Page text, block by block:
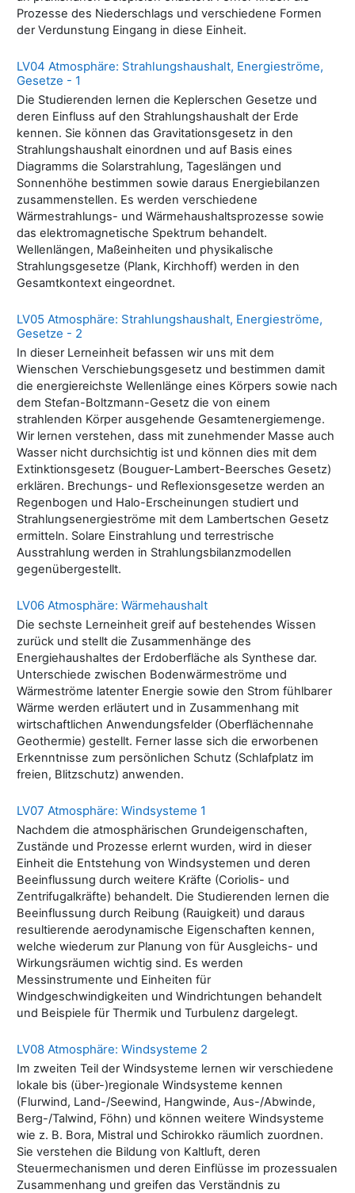
Prozesse des Niederschlags und verschiedene Formen
der Verdunstung Eingang in diese Einheit.
LV04 Atmosphäre: Strahlungshaushalt, Energieströme,
Gesetze - 1
Die Studierenden lernen die Keplerschen Gesetze und
deren Einfluss auf den Strahlungshaushalt der Erde
kennen. Sie können das Gravitationsgesetz in den
Strahlungshaushalt einordnen und auf Basis eines
Diagramms die Solarstrahlung, Tageslängen und
Sonnenhöhe bestimmen sowie daraus Energiebilanzen
zusammenstellen. Es werden verschiedene
Wärmestrahlungs- und Wärmehaushaltsprozesse sowie
das elektromagnetische Spektrum behandelt.
Wellenlängen, Maßeinheiten und physikalische
Strahlungsgesetze (Plank, Kirchhoff) werden in den
Gesamtkontext eingeordnet.
LV05 Atmosphäre: Strahlungshaushalt, Energieströme,
Gesetze - 2
In dieser Lerneinheit befassen wir uns mit dem
Wienschen Verschiebungsgesetz und bestimmen damit
die energiereichste Wellenlänge eines Körpers sowie nach
dem Stefan-Boltzmann-Gesetz die von einem
strahlenden Körper ausgehende Gesamtenergiemenge.
Wir lernen verstehen, dass mit zunehmender Masse auch
Wasser nicht durchsichtig ist und können dies mit dem
Extinktionsgesetz (Bouguer-Lambert-Beersches Gesetz)
erklären. Brechungs- und Reflexionsgesetze werden an
Regenbogen und Halo-Erscheinungen studiert und
Strahlungsenergieströme mit dem Lambertschen Gesetz
ermitteln. Solare Einstrahlung und terrestrische
Ausstrahlung werden in Strahlungsbilanzmodellen
gegenübergestellt.
LV06 Atmosphäre: Wärmehaushalt
Die sechste Lerneinheit greif auf bestehendes Wissen
zurück und stellt die Zusammenhänge des
Energiehaushaltes der Erdoberfläche als Synthese dar.
Unterschiede zwischen Bodenwärmeströme und
Wärmeströme latenter Energie sowie den Strom fühlbarer
Wärme werden erläutert und in Zusammenhang mit
wirtschaftlichen Anwendungsfelder (Oberflächennahe
Geothermie) gestellt. Ferner lasse sich die erworbenen
Erkenntnisse zum persönlichen Schutz (Schlafplatz im
freien, Blitzschutz) anwenden.
LV07 Atmosphäre: Windsysteme 1
Nachdem die atmosphärischen Grundeigenschaften,
Zustände und Prozesse erlernt wurden, wird in dieser
Einheit die Entstehung von Windsystemen und deren
Beeinflussung durch weitere Kräfte (Coriolis- und
Zentrifugalkräfte) behandelt. Die Studierenden lernen die
Beeinflussung durch Reibung (Rauigkeit) und daraus
resultierende aerodynamische Eigenschaften kennen,
welche wiederum zur Planung von für Ausgleichs- und
Wirkungsräumen wichtig sind. Es werden
Messinstrumente und Einheiten für
Windgeschwindigkeiten und Windrichtungen behandelt
und Beispiele für Thermik und Turbulenz dargelegt.
LV08 Atmosphäre: Windsysteme 2
Im zweiten Teil der Windsysteme lernen wir verschiedene
lokale bis (über-)regionale Windsysteme kennen
(Flurwind, Land-/Seewind, Hangwinde, Aus-/Abwinde,
Berg-/Talwind, Föhn) und können weitere Windsysteme
wie z. B. Bora, Mistral und Schirokko räumlich zuordnen.
Sie verstehen die Bildung von Kaltluft, deren
Steuermechanismen und deren Einflüsse im prozessualen
Zusammenhang und greifen das Verständnis zu